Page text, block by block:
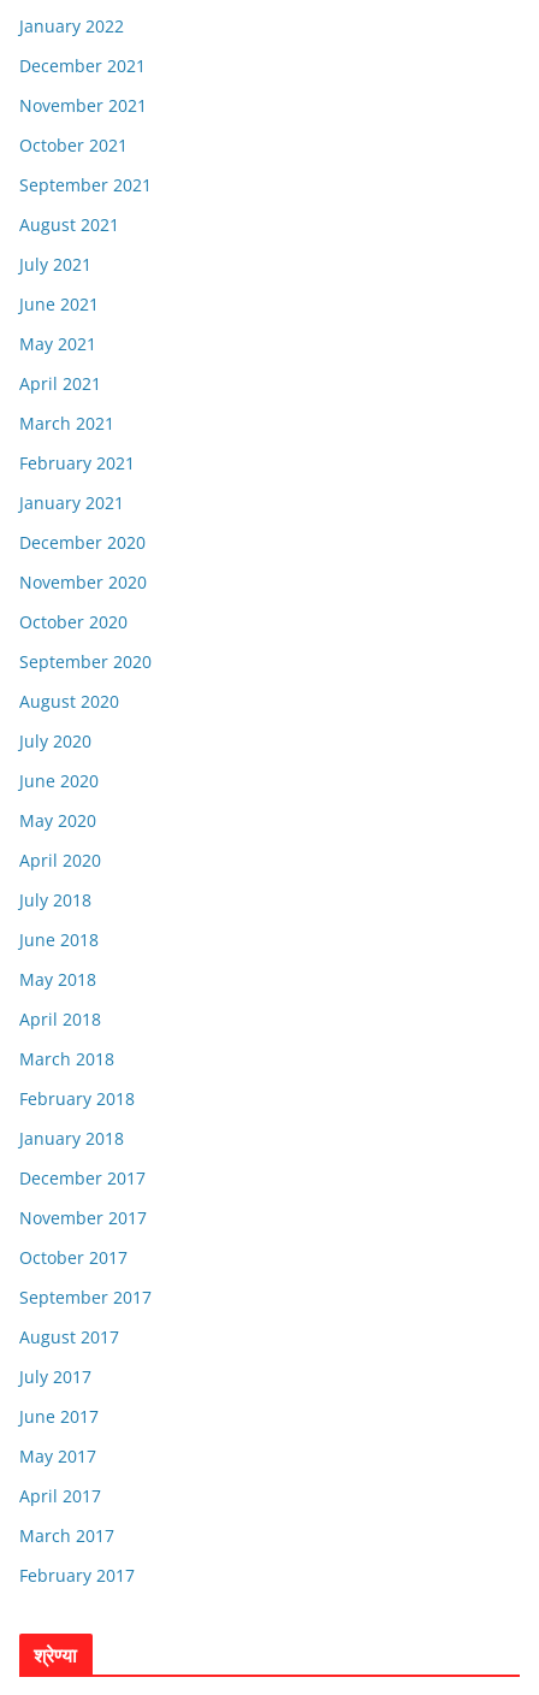
January 2022
December 2021
November 2021
October 2021
September 2021
August 2021
July 2021
June 2021
May 2021
April 2021
March 2021
February 2021
January 2021
December 2020
November 2020
October 2020
September 2020
August 2020
July 2020
June 2020
May 2020
April 2020
July 2018
June 2018
May 2018
April 2018
March 2018
February 2018
January 2018
December 2017
November 2017
October 2017
September 2017
August 2017
July 2017
June 2017
May 2017
April 2017
March 2017
February 2017
श्रेण्या